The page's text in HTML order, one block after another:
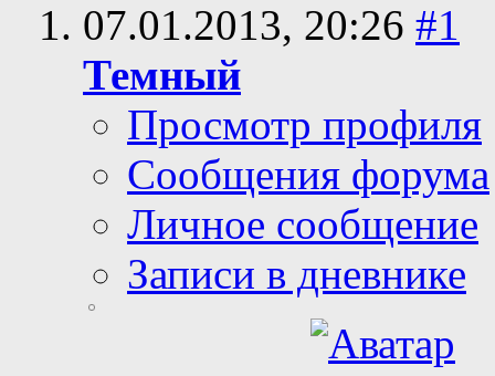
07.01.2013, 20:26 #1
Темный
Просмотр профиля
Сообщения форума
Личное сообщение
Записи в дневнике